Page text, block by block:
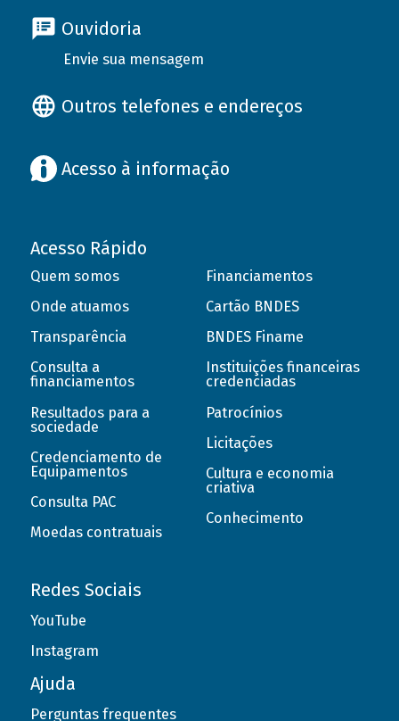
Ouvidoria
Envie sua mensagem
Outros telefones e endereços
Acesso à informação
Acesso Rápido
Quem somos
Onde atuamos
Transparência
Consulta a
financiamentos
Resultados para a
sociedade
Credenciamento de
Equipamentos
Consulta PAC
Moedas contratuais
Financiamentos
Cartão BNDES
BNDES Finame
Instituições financeiras
credenciadas
Patrocínios
Licitações
Cultura e economia
criativa
Conhecimento
Redes Sociais
YouTube
Instagram
Ajuda
Perguntas frequentes